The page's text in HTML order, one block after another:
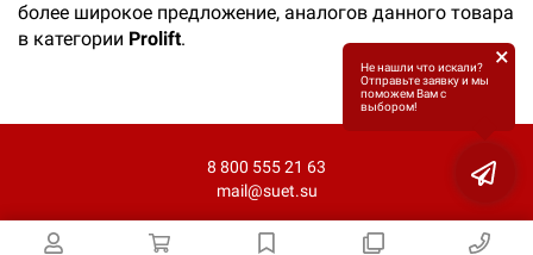
более широкое предложение, аналогов данного товара
в категории Prolift.
8 800 555 21 63
mail@suet.su
Не нашли что искали?
Отправьте заявку и мы
поможем Вам с
выбором!
×